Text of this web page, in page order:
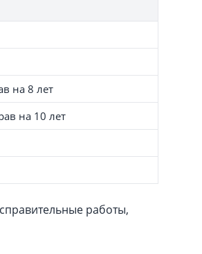
на 8 лет
на 10 лет
работы,